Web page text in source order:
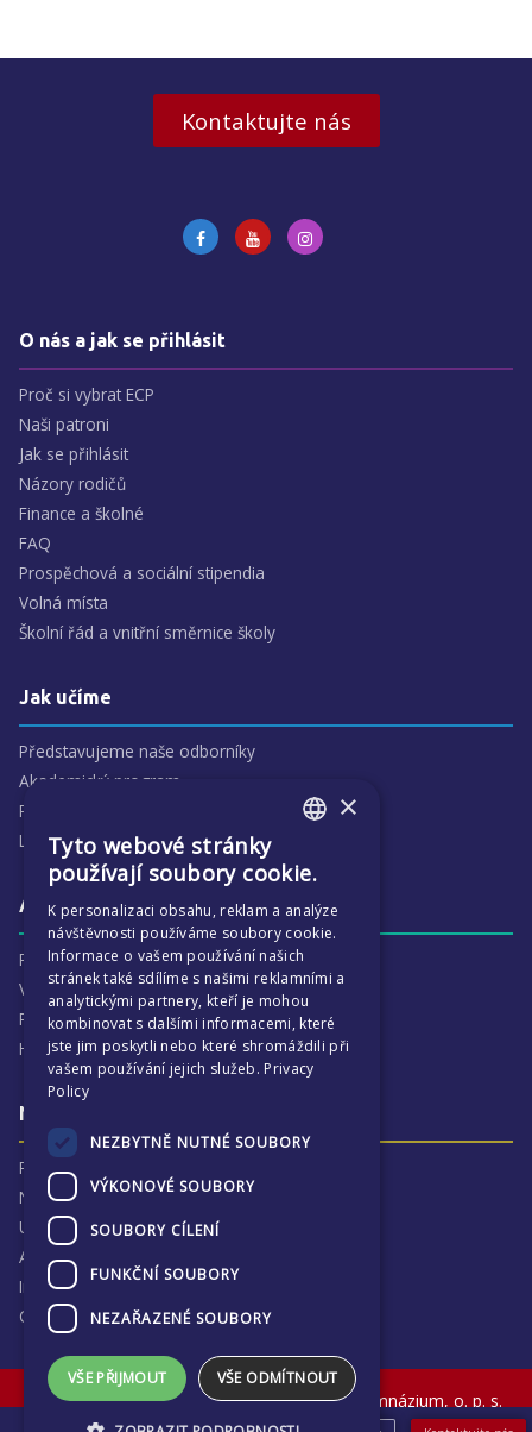
Kontaktujte nás
O nás a jak se přihlásit
Proč si vybrat ECP
Naši patroni
Jak se přihlásit
Názory rodičů
Finance a školné
FAQ
Prospěchová a sociální stipendia
Volná místa
Školní řád a vnitřní směrnice školy
Jak učíme
Představujeme naše odborníky
Akademický program
Předmětové oblasti
Lidé
Aktivity
Proč je ECP tak zajímavé
Výchovná péče
Program :more
Harmonogram školního
Naše výsledky a příběhy
Proč jsme hrdí na ECP
Naše výsledky
Univerzitní destinace
Absolventi
Inspekční zprávy
Ochrana osobních údajů
© The English College in Prague - Anglické gymnázium, o. p. s.
Sokolovská 320, Praha 9, Czech Republic
×
Tyto webové stránky
používají soubory cookie.
K personalizaci obsahu, reklam a analýze
návštěvnosti používáme soubory cookie.
Informace o vašem používání našich
stránek také sdílíme s našimi reklamními a
analytickými partnery, kteří je mohou
kombinovat s dalšími informacemi, které
jste jim poskytli nebo které shromáždili při
vašem používání jejich služeb. Privacy
Policy
NEZBYTNĚ NUTNÉ SOUBORY
VÝKONOVÉ SOUBORY
SOUBORY CÍLENÍ
FUNKČNÍ SOUBORY
NEZAŘAZENÉ SOUBORY
VŠE PŘIJMOUT VŠE ODMÍTNOUT